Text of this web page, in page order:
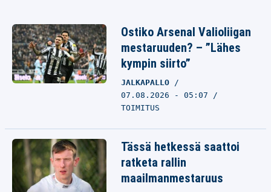
Ostiko Arsenal Valioliigan
mestaruuden? – ”Lähes
kympin siirto”
JALKAPALLO
07.08.2026 - 05:07
TOIMITUS
Tässä hetkessä saattoi
ratketa rallin
maailmanmestaruus